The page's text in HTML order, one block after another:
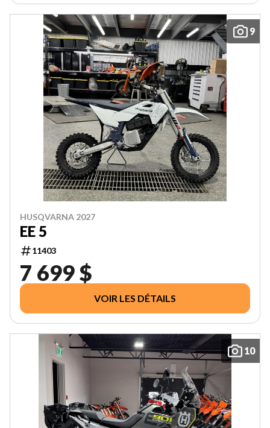
9
HUSQVARNA 2027
EE 5
11403
7 699 $
VOIR LES DÉTAILS
10